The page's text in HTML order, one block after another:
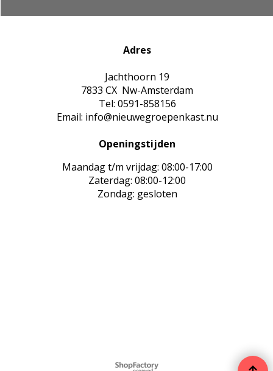
Adres
Jachthoorn 19
7833 CX Nw-Amsterdam
Tel: 0591-858156
Email: info@nieuwegroepenkast.nu
Openingstijden
Maandag t/m vrijdag: 08:00-17:00
Zaterdag: 08:00-12:00
Zondag: gesloten
Webwinkel gemaakt met ShopFactory webwinkel software.